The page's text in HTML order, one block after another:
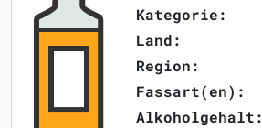
Kategorie:
Land:
Region:
Fassart(en):
Alkoholgehalt: